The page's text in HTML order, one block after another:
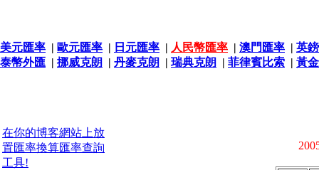
美元匯率 | 歐元匯率 | 日元匯率 | 人民幣匯率 | 澳門匯率 | 英
泰幣外匯 | 挪威克朗 | 丹麥克朗 | 瑞典克朗 | 菲律賓比索 | 黃
在你的博客網站上放
置匯率換算匯率查詢
工具!